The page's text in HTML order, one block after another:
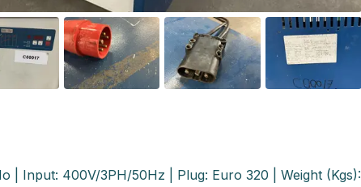
| Input: 400V/3PH/50Hz | Plug: Euro 320 | Weight (Kgs):